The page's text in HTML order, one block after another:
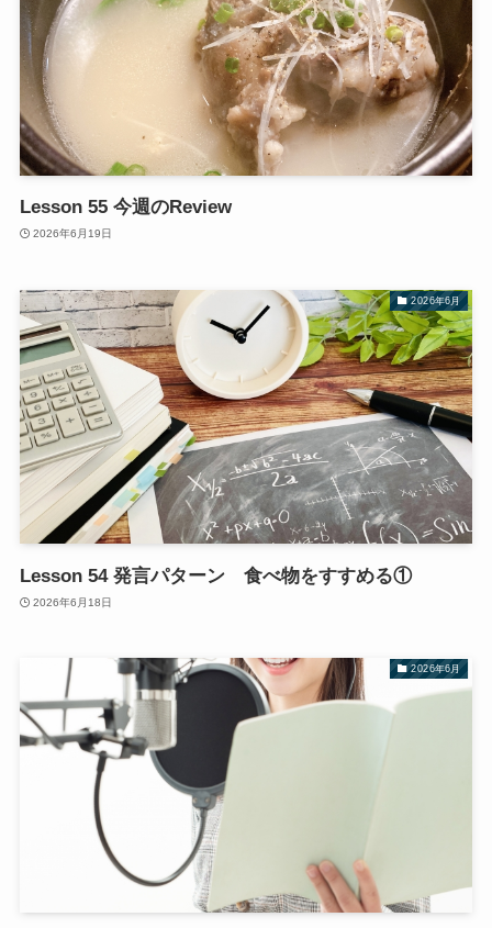
Lesson 55 今週のReview
2026年6月19日
2026年6月
Lesson 54 発言パターン 食べ物をすすめる①
2026年6月18日
2026年6月